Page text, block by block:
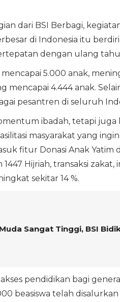
dari BSI Berbagi,
di Indonesia itu
dengan ulang
5.000 anak,
4.444 anak.
pesantren di seluruh
ibadah, tetapi
masyarakat yang
fitur Donasi Anak Yatim
Hijriah, transaksi zakat,
sekitar 14 %.
Sangat Tinggi, BSI
pendidikan bagi
beasiswa telah